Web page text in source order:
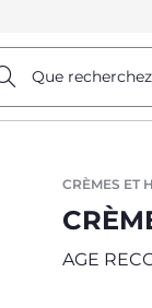
Que
CRÈMES ET
AGE